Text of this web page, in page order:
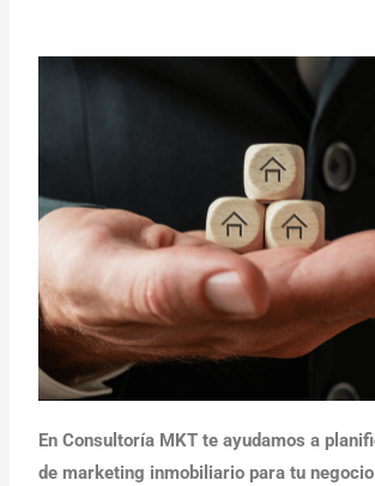
En Consultoría MKT te ayudamos a
de marketing inmobiliario para tu